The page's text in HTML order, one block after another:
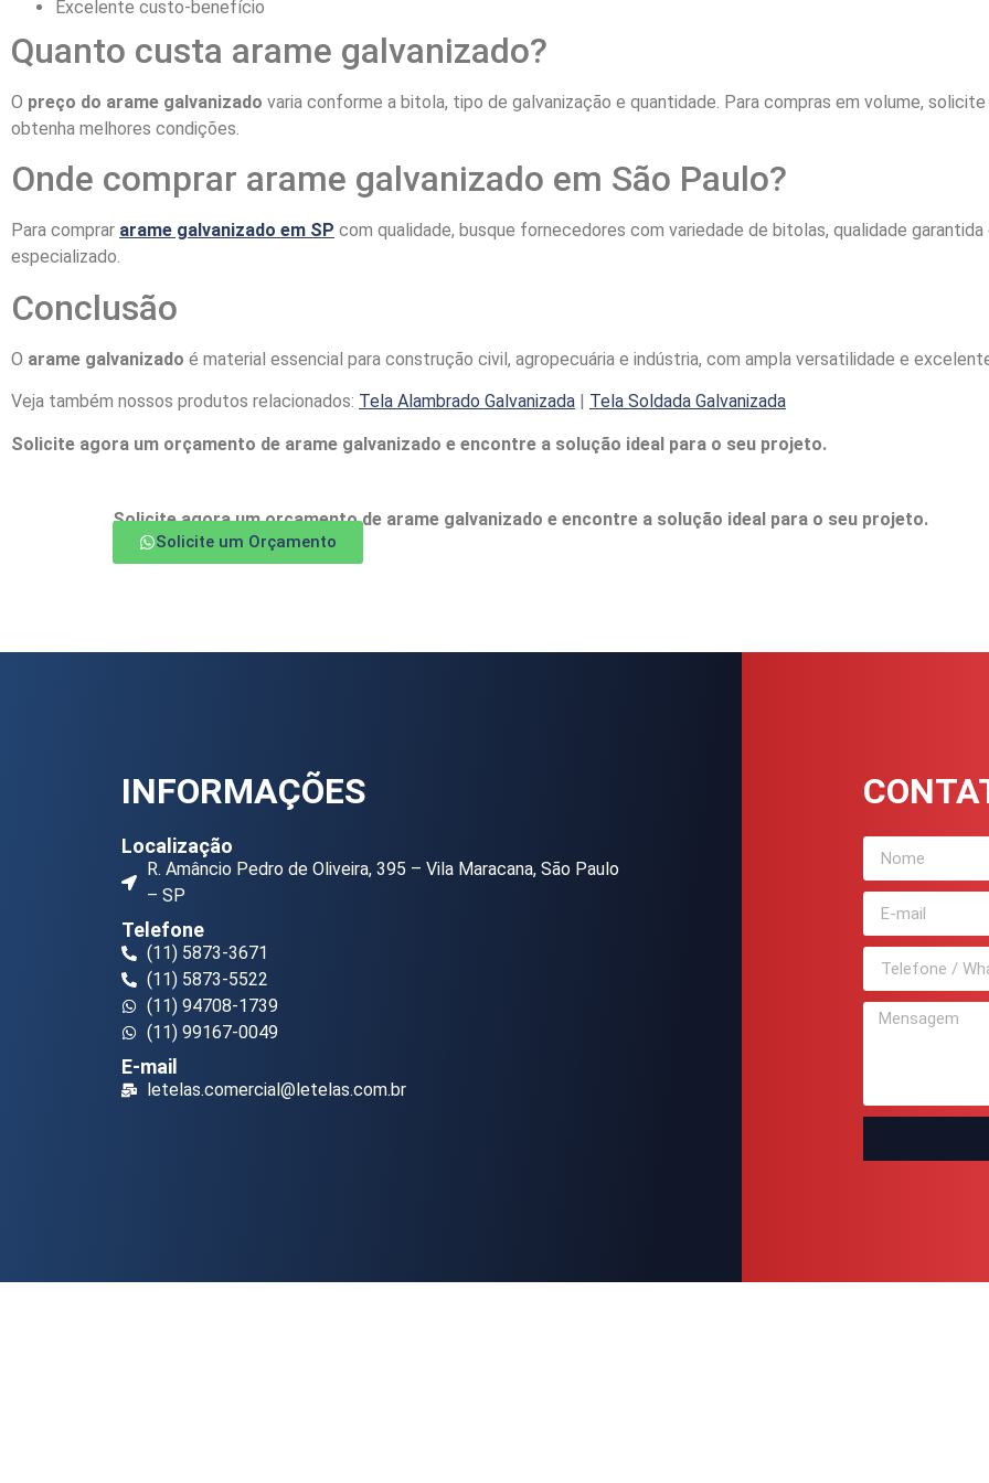
Excelente custo-benefício
Quanto custa arame galvanizado?
O preço do arame galvanizado varia conforme a bitola, tipo de galvanização e quantidade. Para compras em volume,
obtenha melhores condições.
Onde comprar arame galvanizado em São Paulo?
Para comprar arame galvanizado em SP com qualidade, busque fornecedores com variedade de bitolas, qualidade
especializado.
Conclusão
O arame galvanizado é material essencial para construção civil, agropecuária e indústria, com ampla versatilidade e
Veja também nossos produtos relacionados: Tela Alambrado Galvanizada Tela Soldada Galvanizada
Solicite agora um orçamento de arame galvanizado e encontre a solução ideal para o seu projeto.
Solicite agora um orçamento de arame galvanizado e encontre a solução ideal para o seu projeto.
Solicite um Orçamento
INFORMAÇÕES
Localização
R. Amâncio Pedro de Oliveira, 395 – Vila Maracana, São Paulo
– SP
Telefone
(11) 5873-3671
(11) 5873-5522
(11) 94708-1739
(11) 99167-0049
E-mail
letelas.comercial@letelas.com.br